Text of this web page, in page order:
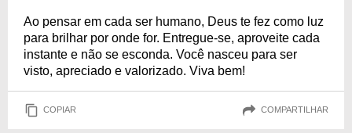
Ao pensar em cada ser humano, Deus te fez como luz
para brilhar por onde for. Entregue-se, aproveite cada
instante e não se esconda. Você nasceu para ser
visto, apreciado e valorizado. Viva bem!
COPIAR COMPARTILHAR